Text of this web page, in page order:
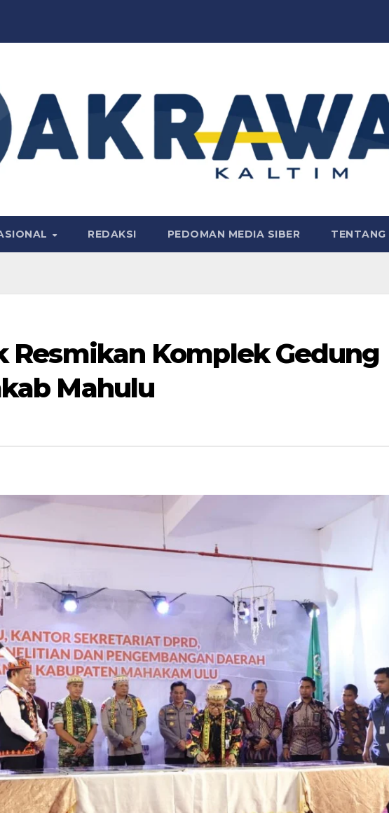
REDAKSI PEDOMAN MEDIA SIBER TENTANG
Resmikan Komplek Gedung
Mahulu